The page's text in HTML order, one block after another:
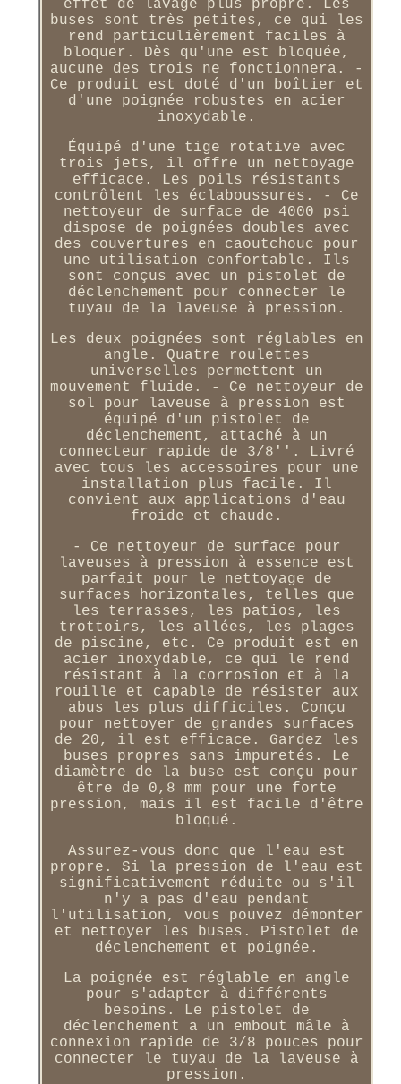
effet de lavage plus propre. Les
buses sont très petites, ce qui les
rend particulièrement faciles à
bloquer. Dès qu'une est bloquée,
aucune des trois ne fonctionnera. -
Ce produit est doté d'un boîtier et
d'une poignée robustes en acier
inoxydable.
Équipé d'une tige rotative avec
trois jets, il offre un nettoyage
efficace. Les poils résistants
contrôlent les éclaboussures. - Ce
nettoyeur de surface de 4000 psi
dispose de poignées doubles avec
des couvertures en caoutchouc pour
une utilisation confortable. Ils
sont conçus avec un pistolet de
déclenchement pour connecter le
tuyau de la laveuse à pression.
Les deux poignées sont réglables en
angle. Quatre roulettes
universelles permettent un
mouvement fluide. - Ce nettoyeur de
sol pour laveuse à pression est
équipé d'un pistolet de
déclenchement, attaché à un
connecteur rapide de 3/8''. Livré
avec tous les accessoires pour une
installation plus facile. Il
convient aux applications d'eau
froide et chaude.
- Ce nettoyeur de surface pour
laveuses à pression à essence est
parfait pour le nettoyage de
surfaces horizontales, telles que
les terrasses, les patios, les
trottoirs, les allées, les plages
de piscine, etc. Ce produit est en
acier inoxydable, ce qui le rend
résistant à la corrosion et à la
rouille et capable de résister aux
abus les plus difficiles. Conçu
pour nettoyer de grandes surfaces
de 20, il est efficace. Gardez les
buses propres sans impuretés. Le
diamètre de la buse est conçu pour
être de 0,8 mm pour une forte
pression, mais il est facile d'être
bloqué.
Assurez-vous donc que l'eau est
propre. Si la pression de l'eau est
significativement réduite ou s'il
n'y a pas d'eau pendant
l'utilisation, vous pouvez démonter
et nettoyer les buses. Pistolet de
déclenchement et poignée.
La poignée est réglable en angle
pour s'adapter à différents
besoins. Le pistolet de
déclenchement a un embout mâle à
connexion rapide de 3/8 pouces pour
connecter le tuyau de la laveuse à
pression.